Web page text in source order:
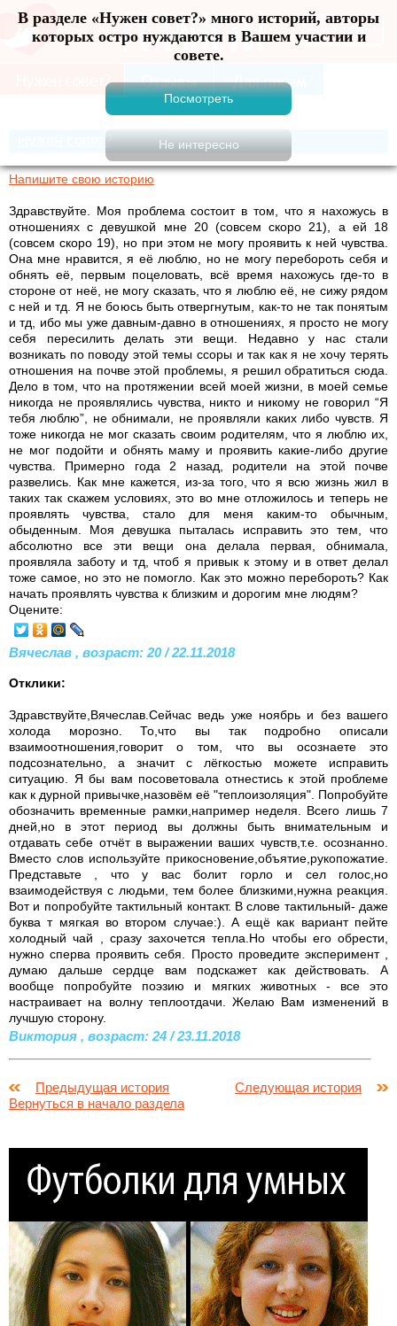
В разделе «Нужен совет?» много историй, авторы
которых остро нуждаются в Вашем участии и
совете.
Меню
Нужен совет?
Напишите свою историю
Здравствуйте. Моя проблема состоит в том, что я нахожусь в
отношениях с девушкой мне 20 (совсем скоро 21), а ей 18
(совсем скоро 19), но при этом не могу проявить к ней чувства.
Она мне нравится, я её люблю, но не могу перебороть себя и
обнять её, первым поцеловать, всё время нахожусь где-то в
стороне от неё, не могу сказать, что я люблю её, не сижу рядом
с ней и тд. Я не боюсь быть отвергнутым, как-то не так понятым
и тд, ибо мы уже давным-давно в отношениях, я просто не могу
себя пересилить делать эти вещи. Недавно у нас стали
возникать по поводу этой темы ссоры и так как я не хочу терять
отношения на почве этой проблемы, я решил обратиться сюда.
Дело в том, что на протяжении всей моей жизни, в моей семье
никогда не проявлялись чувства, никто и никому не говорил “Я
тебя люблю”, не обнимали, не проявляли каких либо чувств. Я
тоже никогда не мог сказать своим родителям, что я люблю их,
не мог подойти и обнять маму и проявить какие-либо другие
чувства. Примерно года 2 назад, родители на этой почве
развелись. Как мне кажется, из-за того, что я всю жизнь жил в
таких так скажем условиях, это во мне отложилось и теперь не
проявлять чувства, стало для меня каким-то обычным,
обыденным. Моя девушка пыталась исправить это тем, что
абсолютно все эти вещи она делала первая, обнимала,
проявляла заботу и тд, чтоб я привык к этому и в ответ делал
тоже самое, но это не помогло. Как это можно перебороть? Как
начать проявлять чувства к близким и дорогим мне людям?
Оцените:
Вячеслав , возраст: 20 / 22.11.2018
Отклики:
Здравствуйте,Вячеслав.Сейчас ведь уже ноябрь и без вашего
холода морозно. То,что вы так подробно описали
взаимоотношения,говорит о том, что вы осознаете это
подсознательно, а значит с лёгкостью можете исправить
ситуацию. Я бы вам посоветовала отнестись к этой проблеме
как к дурной привычке,назовём её "теплоизоляция". Попробуйте
обозначить временные рамки,например неделя. Всего лишь 7
дней,но в этот период вы должны быть внимательным и
отдавать себе отчёт в выражении ваших чувств,т.е. осознанно.
Вместо слов используйте прикосновение,объятие,рукопожатие.
Представьте , что у вас болит горло и сел голос,но
взаимодействуя с людьми, тем более близкими,нужна реакция.
Вот и попробуйте тактильный контакт. В слове тактильный- даже
буква т мягкая во втором случае:). А ещё как вариант пейте
холодный чай , сразу захочется тепла.Но чтобы его обрести,
нужно сперва проявить себя. Просто проведите эксперимент ,
думаю дальше сердце вам подскажет как действовать. А
вообще попробуйте поэзию и мягких животных - все это
настраивает на волну теплоотдачи. Желаю Вам изменений в
лучшую сторону.
Виктория , возраст: 24 / 23.11.2018
Предыдущая история
Следующая история
Вернуться в начало раздела